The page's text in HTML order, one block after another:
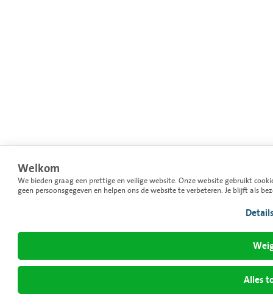
Welkom
We bieden graag een prettige en veilige website. Onze website gebruikt
geen persoonsgegeven en helpen ons de website te verbeteren. Je blijft als
Alles